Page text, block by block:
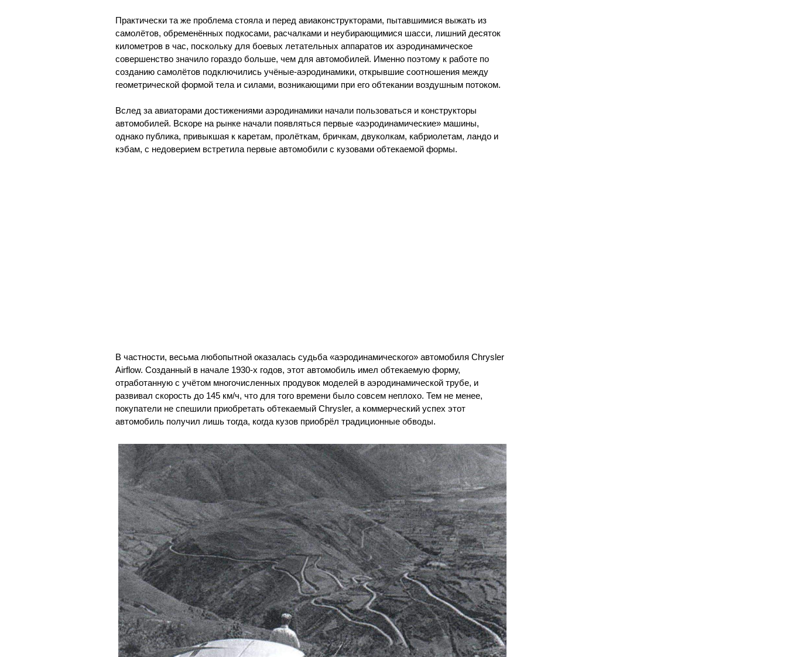
Практически та же проблема стояла и перед авиаконструкторами, пытавшимися выжать из
самолётов, обременённых подкосами, расчалками и неубирающимися шасси, лишний десяток
километров в час, поскольку для боевых летательных аппаратов их аэродинамическое
совершенство значило гораздо больше, чем для автомобилей. Именно поэтому к работе по
созданию самолётов подключились учёные-аэродинамики, открывшие соотношения между
геометрической формой тела и силами, возникающими при его обтекании воздушным потоком.
Вслед за авиаторами достижениями аэродинамики начали пользоваться и конструкторы
автомобилей. Вскоре на рынке начали появляться первые «аэродинамические» машины,
однако публика, привыкшая к каретам, пролёткам, бричкам, двуколкам, кабриолетам, ландо и
кэбам, с недоверием встретила первые автомобили с кузовами обтекаемой формы.
В частности, весьма любопытной оказалась судьба «аэродинамического» автомобиля Chrysler
Airflow. Созданный в начале 1930-х годов, этот автомобиль имел обтекаемую форму,
отработанную с учётом многочисленных продувок моделей в аэродинамической трубе, и
развивал скорость до 145 км/ч, что для того времени было совсем неплохо. Тем не менее,
покупатели не спешили приобретать обтекаемый Chrysler, а коммерческий успех этот
автомобиль получил лишь тогда, когда кузов приобрёл традиционные обводы.